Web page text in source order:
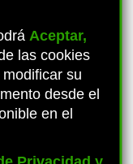
Aceptar,
las cookies
su
desde el
en el